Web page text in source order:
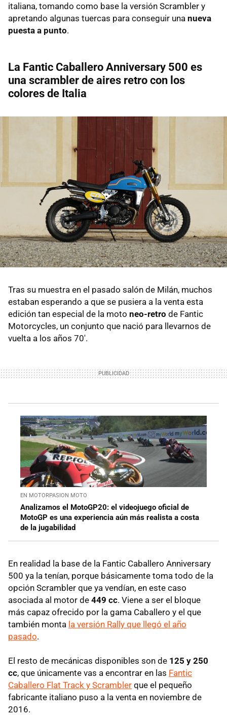
italiana, tomando como base la versión Scrambler y
apretando algunas tuercas para conseguir una nueva
puesta a punto.
La Fantic Caballero Anniversary 500 es
una scrambler de aires retro con los
colores de Italia
Tras su muestra en el pasado salón de Milán, muchos
estaban esperando a que se pusiera a la venta esta
edición tan especial de la moto neo-retro de Fantic
Motorcycles, un conjunto que nació para llevarnos de
vuelta a los años 70'.
EN MOTORPASION MOTO
Analizamos el MotoGP20: el videojuego oficial de
MotoGP es una experiencia aún más realista a costa
de la jugabilidad
En realidad la base de la Fantic Caballero Anniversary
500 ya la tenían, porque básicamente toma todo de la
opción Scrambler que ya vendían, en este caso
asociada al motor de 449 cc. Viene a ser el bloque
más capaz ofrecido por la gama Caballero y el que
también monta la versión Rally que llegó el año
pasado.
El resto de mecánicas disponibles son de 125 y 250
cc, que únicamente vas a encontrar en las Fantic
Caballero Flat Track y Scrambler que el pequeño
fabricante italiano puso a la venta en noviembre de
2016.